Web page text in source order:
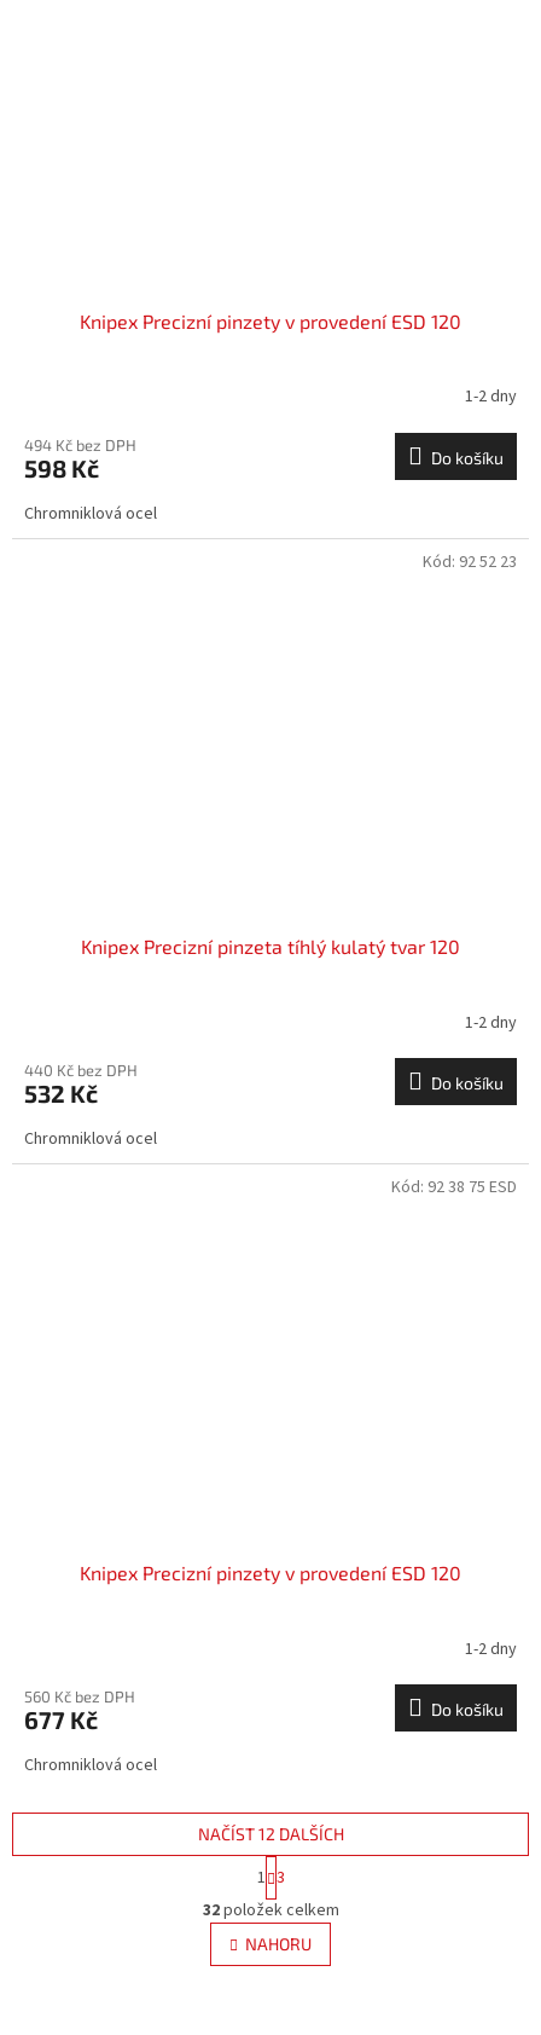
Knipex Precizní pinzety v provedení ESD 120
1-2 dny
494 Kč bez DPH
598 Kč Do košíku
Chromniklová ocel
Knipex Precizní pinzeta tíhlý kulatý tvar 120
1-2 dny
440 Kč bez DPH
532 Kč Do košíku
Chromniklová ocel
Kód: 92 52 23
Knipex Precizní pinzety v provedení ESD 120
1-2 dny
560 Kč bez DPH
677 Kč Do košíku
Chromniklová ocel
Kód: 92 38 75 ESD
O
v
l
á
NAČÍST 12 DALŠÍCH
S
t
r
á
n
k
1 3
32položek celkem
NAHORU